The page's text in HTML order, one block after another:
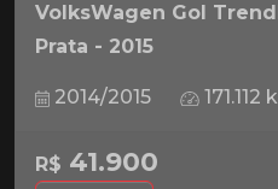
VolksWagen Gol
Prata - 2015
2014/2015 171.112
R$ 41.900